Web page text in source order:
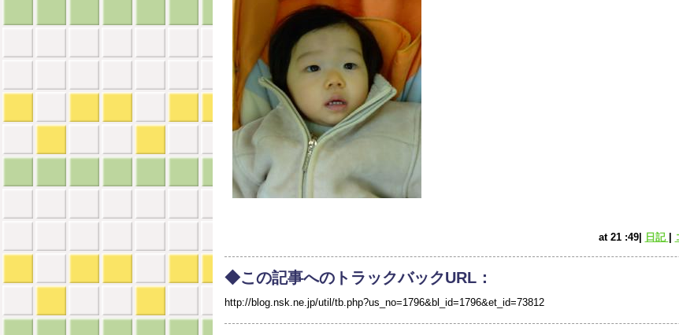
at 21 :49|
日記
◆この記事へのトラックバックURL：
http://blog.nsk.ne.jp/util/tb.php?us_no=1796&bl_id=1796&et_id=73812